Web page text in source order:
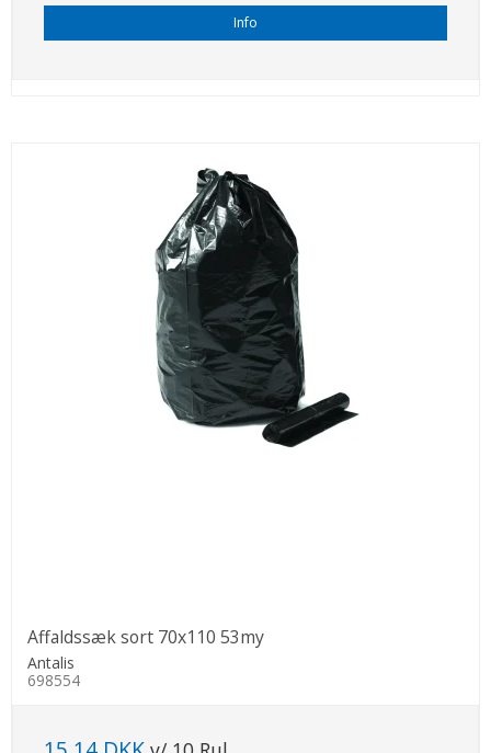
Info
Affaldssæk sort 70x110 53my
Antalis
698554